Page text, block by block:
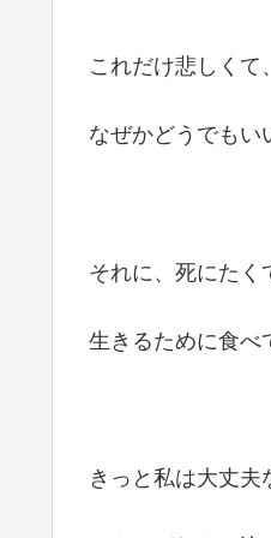
これだけ悲しくて
なぜかどうでもい
それに、死にたく
生きるために食べ
きっと私は大丈夫